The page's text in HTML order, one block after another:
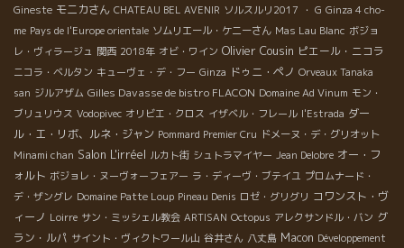
Gineste モニカさん CHATEAU BEL AVENIR ソルスルリ2017 ・ G Ginza 4 cho-
me Pays de l'Europe orientale ソムリエール・ケニーさん Mas Lau Blanc ボジョ
レ・ヴィラージュ 関西 2018年 オビ・ワイン Olivier Cousin ピエール・ニコラ
ニコラ・ベルタン キューヴェ・デ・フー Ginza ドゥニ・ペノ Orveaux Tanaka
san ジルアザム Gilles Davasse de bistro FLACON Domaine Ad Vinum モン・
ブリュリウス Vodopivec オリビエ・クロス イザベル・フレール l'Estrada ダー
ル・エ・リボ、ルネ・ジャン Pommard Premier Cru ドメーヌ・デ・グリオット
Minami chan Salon L'irréel ルカト街 シュトラマイヤー Jean Delobre オー・フ
ォルト ボジョレ・ヌーヴォーフェアー ラ・ディーヴ・ブテイユ プロムナード・
デ・ザングレ Domaine Patte Loup Pineau Denis ロゼ・グリグリ コワンスト・ヴ
ィーノ Loirre サン・ミッシェル教会 ARTISAN Octopus アレクサンドル・バン グ
ラン・ルパ サイント・ヴィクトワール山 谷井さん 八丈島 Macon Développement